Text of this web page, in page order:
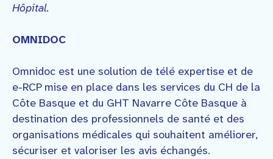
Hôpital.
OMNIDOC
Omnidoc est une solution de télé expertise et de
e-RCP mise en place dans les services du CH de la
Côte Basque et du GHT Navarre Côte Basque à
destination des professionnels de santé et des
organisations médicales qui souhaitent améliorer,
sécuriser et valoriser les avis échangés.